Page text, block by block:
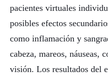
pacientes virtuales
posibles efectos
como inflamación y
cabeza, mareos, náuseas,
visión. Los resultados del